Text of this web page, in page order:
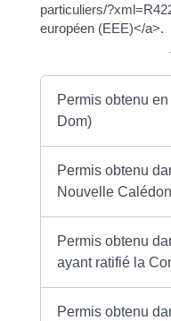
particuliers/
européen (EEE)</a>.
Permis obtenu
Dom)
Permis obtenu
Nouvelle
Permis obtenu
ayant ratifié la
Permis obtenu